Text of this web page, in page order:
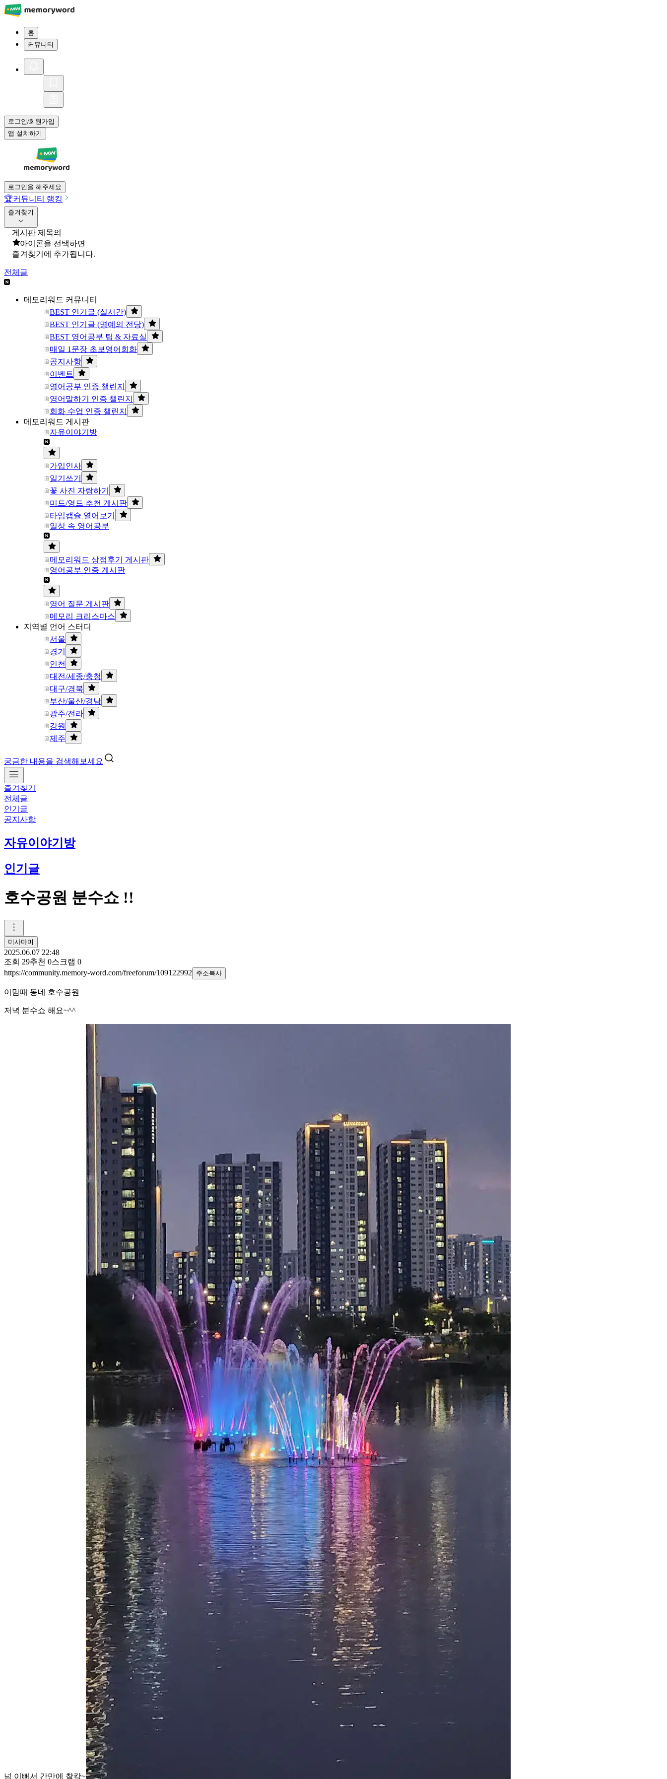
홈
커뮤니티
로그인/회원가입
앱 설치하기
로그인을 해주세요
🏆커뮤니티 랭킹
즐겨찾기
게시판 제목의
아이콘을 선택하면
즐겨찾기에 추가됩니다.
전체글
메모리워드 커뮤니티
BEST 인기글 (실시간)
BEST 인기글 (명예의 전당)
BEST 영어공부 팁 & 자료실
매일 1문장 초보영어회화
공지사항
이벤트
영어공부 인증 챌린지
영어말하기 인증 챌린지
회화 수업 인증 챌린지
메모리워드 게시판
자유이야기방
가입인사
일기쓰기
꽃 사진 자랑하기
미드/영드 추천 게시판
타임캡슐 열어보기
일상 속 영어공부
메모리워드 상점후기 게시판
영어공부 인증 게시판
영어 질문 게시판
메모리 크리스마스
지역별 언어 스터디
서울
경기
인천
대전/세종/충청
대구/경북
부산/울산/경남
광주/전라
강원
제주
궁금한 내용을 검색해보세요
즐겨찾기
전체글
인기글
공지사항
자유이야기방
인기글
호수공원 분수쇼 !!
미사마미
2025.06.07 22:48
조회 29추천 0스크랩 0
https://community.memory-word.com/freeforum/109122992
주소복사
이맘때 동네 호수공원
저녁 분수쇼 해요~^^
넘 이뻐서 간만에 찰칵~